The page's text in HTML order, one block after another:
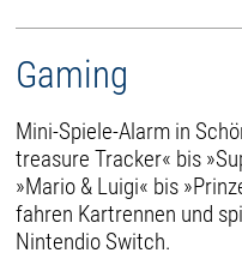
Gaming
Mini-Spiele-Alarm in
treasure Tracker« bis
»Mario & Luigi« bis
fahren Kartrennen und
Nintendio Switch.